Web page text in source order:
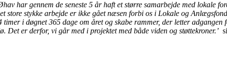
har gennem de seneste 5 år haft et større samarbejde med lokale
store stykke arbejde er ikke gået næsen forbi os i Lokale og
i døgnet 365 dage om året og skabe rammer, der letter
er derfor, vi går med i projektet med både viden og støttekroner.’